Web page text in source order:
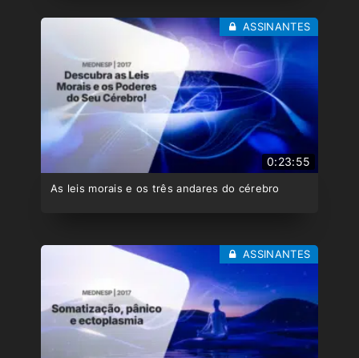
0:23:55
As leis morais e os três andares do cérebro
ASSINANTES
ASSINANTES